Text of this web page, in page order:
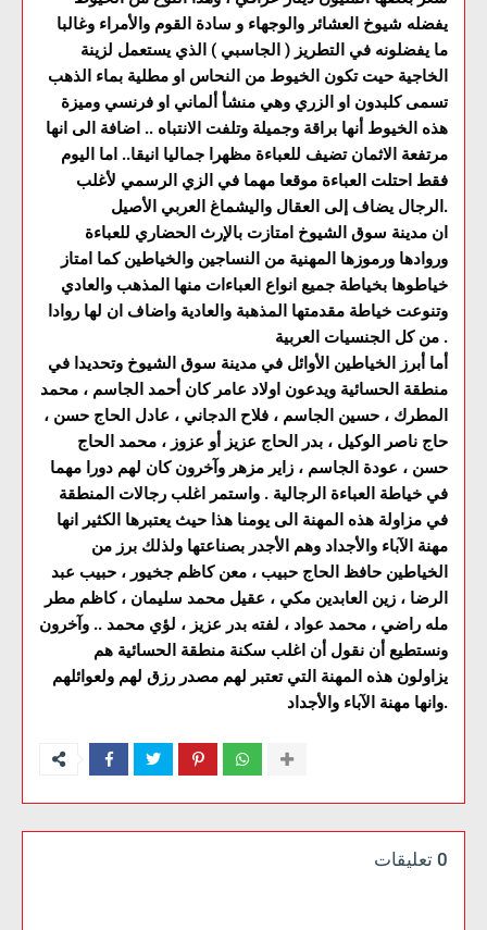
يفضله شيوخ العشائر والوجهاء و سادة القوم والأمراء وغالبا
ما يفضلونه في التطريز ( الجاسبي ) الذي يستعمل لزينة
الخاجية حيت تكون الخيوط من النحاس او مطلية بماء الذهب
تسمى كلبدون او الزري وهي منشأ ألماني او فرنسي وميزة
هذه الخيوط أنها براقة وجميلة وتلفت الانتباه .. اضافة الى انها
مرتفعة الاثمان تضيف للعباءة مظهرا جماليا انيقا.. اما اليوم
فقط احتلت العباءة موقعا مهما في الزي الرسمي لأغلب
الرجال يضاف إلى العقال واليشماغ العربي الأصيل.
وروادها ورموزها المهنية من النساجين والخياطين كما امتاز
خياطوها بخياطة جميع انواع العباءات منها المذهب والعادي
وتنوعت خياطة مقدمتها المذهبة والعادية واضاف ان لها روادا
من كل الجنسيات العربية .
أما أبرز الخياطين الأوائل في مدينة سوق الشيوخ وتحديدا في
منطقة الحسائية ويدعون اولاد عامر كان أحمد الجاسم ، محمد
المطرك ، حسين الجاسم ، فلاح الدجاني ، عادل الحاج حسن ،
حاج ناصر الوكيل ، بدر الحاج عزيز أو عزوز ، محمد الحاج
حسن ، عودة الجاسم ، زاير مزهر وآخرون كان لهم دورا مهما
في خياطة العباءة الرجالية . واستمر اغلب رجالات المنطقة
في مزاولة هذه المهنة الى يومنا هذا حيث يعتبرها الكثير انها
مهنة الآباء والأجداد وهم الأجدر بصناعتها ولذلك برز من
الخياطين حافظ الحاج حبيب ، معن كاظم جخيور ، حبيب عبد
الرضا ، زين العابدين مكي ، عقيل محمد سليمان ، كاظم مطر
مله راضي ، محمد عواد ، لفته بدر عزيز ، لؤي محمد .. وآخرون
ونستطيع أن نقول أن اغلب سكنة منطقة الحسائية هم
يزاولون هذه المهنة التي تعتبر لهم مصدر رزق لهم ولعوائلهم
وانها مهنة الآباء والأجداد.
0 تعليقات